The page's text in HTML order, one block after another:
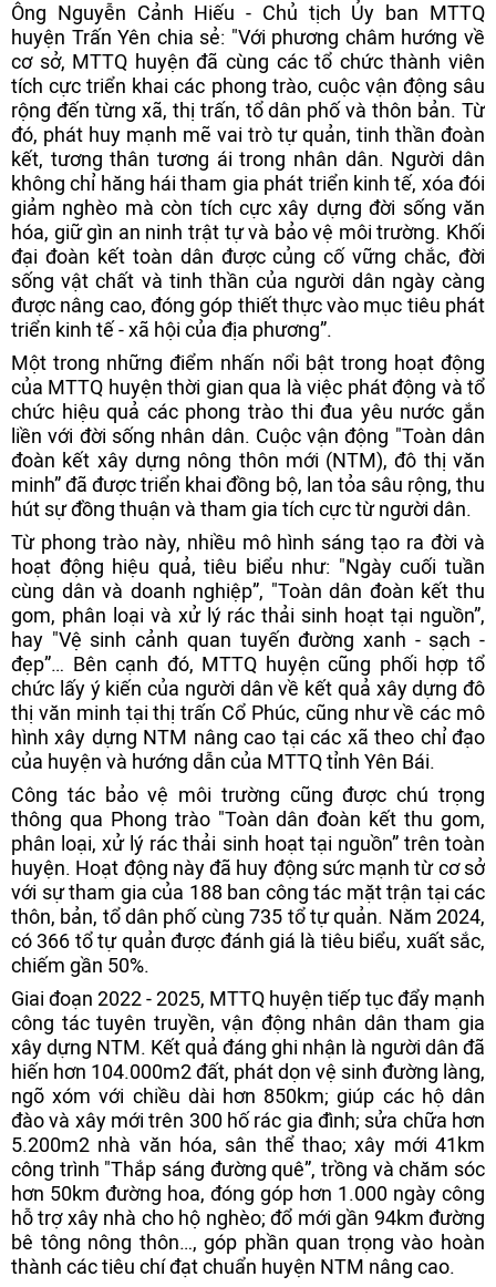
Ông Nguyễn Cảnh Hiếu - Chủ tịch Ủy ban MTTQ
huyện Trấn Yên chia sẻ: "Với phương châm hướng về
cơ sở, MTTQ huyện đã cùng các tổ chức thành viên
tích cực triển khai các phong trào, cuộc vận động sâu
rộng đến từng xã, thị trấn, tổ dân phố và thôn bản. Từ
đó, phát huy mạnh mẽ vai trò tự quản, tinh thần đoàn
kết, tương thân tương ái trong nhân dân. Người dân
không chỉ hăng hái tham gia phát triển kinh tế, xóa đói
giảm nghèo mà còn tích cực xây dựng đời sống văn
hóa, giữ gìn an ninh trật tự và bảo vệ môi trường. Khối
đại đoàn kết toàn dân được củng cố vững chắc, đời
sống vật chất và tinh thần của người dân ngày càng
được nâng cao, đóng góp thiết thực vào mục tiêu phát
triển kinh tế - xã hội của địa phương”.
Một trong những điểm nhấn nổi bật trong hoạt động
của MTTQ huyện thời gian qua là việc phát động và tổ
chức hiệu quả các phong trào thi đua yêu nước gắn
liền với đời sống nhân dân. Cuộc vận động "Toàn dân
đoàn kết xây dựng nông thôn mới (NTM), đô thị văn
minh” đã được triển khai đồng bộ, lan tỏa sâu rộng, thu
hút sự đồng thuận và tham gia tích cực từ người dân.
Từ phong trào này, nhiều mô hình sáng tạo ra đời và
hoạt động hiệu quả, tiêu biểu như: "Ngày cuối tuần
cùng dân và doanh nghiệp”, "Toàn dân đoàn kết thu
gom, phân loại và xử lý rác thải sinh hoạt tại nguồn”,
hay "Vệ sinh cảnh quan tuyến đường xanh - sạch -
đẹp”… Bên cạnh đó, MTTQ huyện cũng phối hợp tổ
chức lấy ý kiến của người dân về kết quả xây dựng đô
thị văn minh tại thị trấn Cổ Phúc, cũng như về các mô
hình xây dựng NTM nâng cao tại các xã theo chỉ đạo
của huyện và hướng dẫn của MTTQ tỉnh Yên Bái.
Công tác bảo vệ môi trường cũng được chú trọng
thông qua Phong trào "Toàn dân đoàn kết thu gom,
phân loại, xử lý rác thải sinh hoạt tại nguồn” trên toàn
huyện. Hoạt động này đã huy động sức mạnh từ cơ sở
với sự tham gia của 188 ban công tác mặt trận tại các
thôn, bản, tổ dân phố cùng 735 tổ tự quản. Năm 2024,
có 366 tổ tự quản được đánh giá là tiêu biểu, xuất sắc,
chiếm gần 50%.
Giai đoạn 2022 - 2025, MTTQ huyện tiếp tục đẩy mạnh
công tác tuyên truyền, vận động nhân dân tham gia
xây dựng NTM. Kết quả đáng ghi nhận là người dân đã
hiến hơn 104.000m2 đất, phát dọn vệ sinh đường làng,
ngõ xóm với chiều dài hơn 850km; giúp các hộ dân
đào và xây mới trên 300 hố rác gia đình; sửa chữa hơn
5.200m2 nhà văn hóa, sân thể thao; xây mới 41km
công trình "Thắp sáng đường quê”, trồng và chăm sóc
hơn 50km đường hoa, đóng góp hơn 1.000 ngày công
hỗ trợ xây nhà cho hộ nghèo; đổ mới gần 94km đường
bê tông nông thôn…, góp phần quan trọng vào hoàn
thành các tiêu chí đạt chuẩn huyện NTM nâng cao.